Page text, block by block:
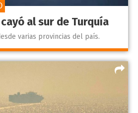
al sur de Turquía
varias provincias del país.